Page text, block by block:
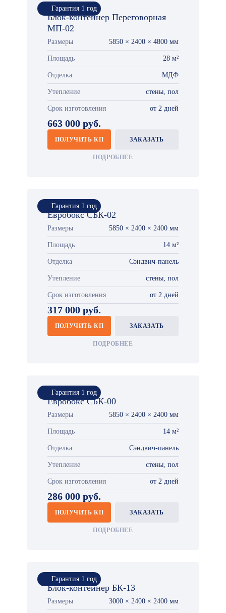
Гарантия 1 год
Блок-контейнер Переговорная
МП-02
Размеры 5850 × 2400 × 4800 мм
Площадь 28 м²
Отделка МДФ
Утепление стены, пол
Срок изготовления от 2 дней
663 000 руб.
ПОЛУЧИТЬ КП ЗАКАЗАТЬ
ПОДРОБНЕЕ
Гарантия 1 год
Евробокс СБК-02
Размеры 5850 × 2400 × 2400 мм
Площадь 14 м²
Отделка Сэндвич-панель
Утепление стены, пол
Срок изготовления от 2 дней
317 000 руб.
ПОЛУЧИТЬ КП ЗАКАЗАТЬ
ПОДРОБНЕЕ
Гарантия 1 год
Евробокс СБК-00
Размеры 5850 × 2400 × 2400 мм
Площадь 14 м²
Отделка Сэндвич-панель
Утепление стены, пол
Срок изготовления от 2 дней
286 000 руб.
ПОЛУЧИТЬ КП ЗАКАЗАТЬ
ПОДРОБНЕЕ
Гарантия 1 год
Блок-контейнер БК-13
Размеры 3000 × 2400 × 2400 мм